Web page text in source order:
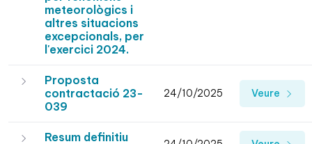
meteorològics i
altres situacions
excepcionals, per
l'exercici 2024.
Proposta
contractació 23-
039
24/10/2025 Veure
Resum definitiu